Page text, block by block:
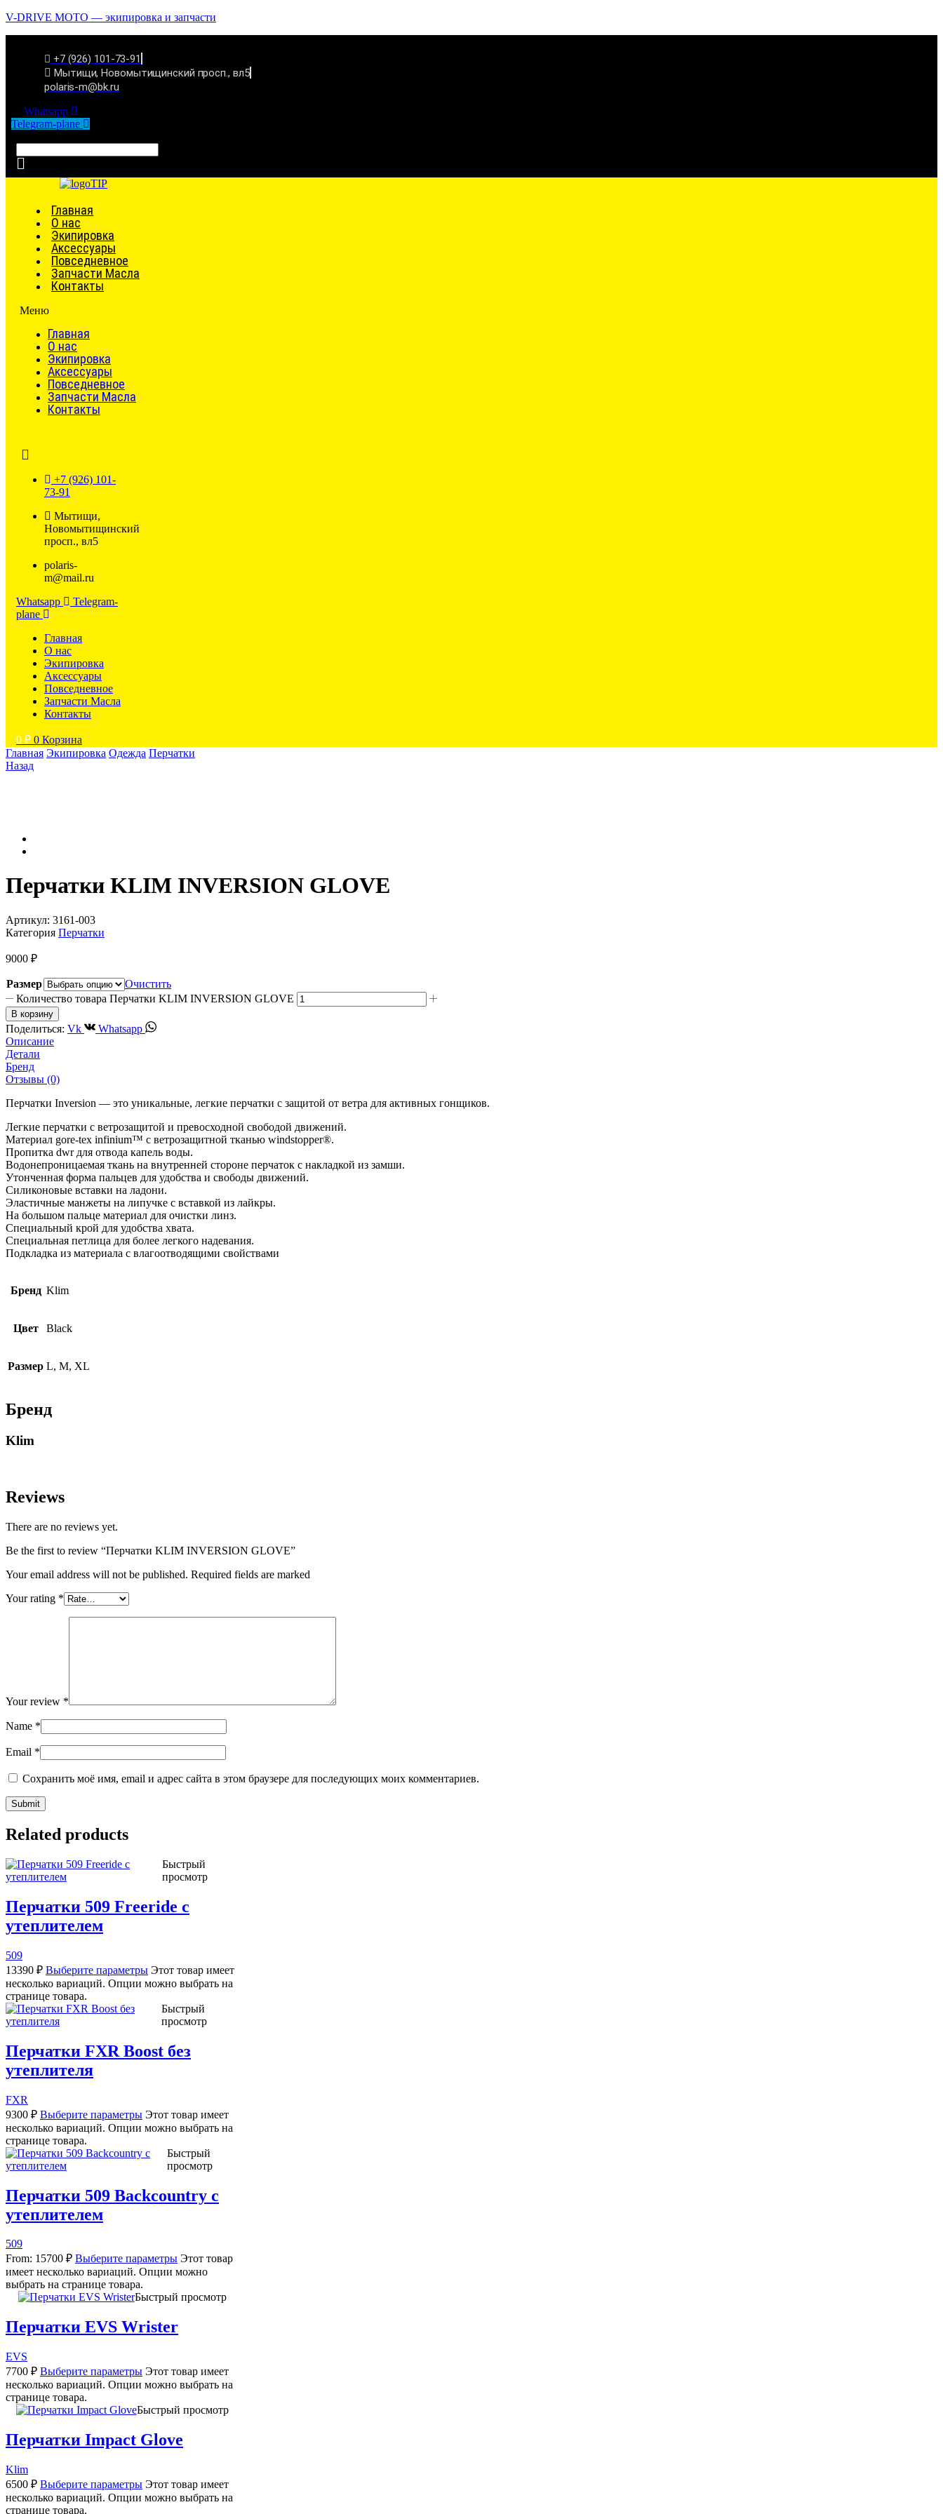
V-DRIVE MOTO — экипировка и запчасти
+7 (926) 101-73-91
Мытищи, Новомытищинский просп., вл5
polaris-m@bk.ru
Whatsapp
Telegram-plane
Главная
О нас
Экипировка
Аксессуары
Повседневное
Запчасти Масла
Контакты
Меню
Главная
О нас
Экипировка
Аксессуары
Повседневное
Запчасти Масла
Контакты
+7 (926) 101-
73-91
Мытищи,
Новомытищинский
просп., вл5
polaris-
m@mail.ru
Whatsapp
Telegram-
plane
Главная
О нас
Экипировка
Аксессуары
Повседневное
Запчасти Масла
Контакты
0 ₽ 0 Корзина
Главная Экипировка Одежда Перчатки
Назад
Перчатки KLIM INVERSION GLOVE
Артикул: 3161-003
Категория Перчатки
9000 ₽
Размер
Очистить
Количество товара Перчатки KLIM INVERSION GLOVE
В корзину
Поделиться: Vk
Whatsapp
Описание
Детали
Бренд
Отзывы (0)
Перчатки Inversion — это уникальные, легкие перчатки с защитой от ветра для активных гонщиков.
Легкие перчатки с ветрозащитой и превосходной свободой движений.
Материал gore-tex infinium™ с ветрозащитной тканью windstopper®.
Пропитка dwr для отвода капель воды.
Водонепроницаемая ткань на внутренней стороне перчаток с накладкой из замши.
Утонченная форма пальцев для удобства и свободы движений.
Силиконовые вставки на ладони.
Эластичные манжеты на липучке с вставкой из лайкры.
На большом пальце материал для очистки линз.
Специальный крой для удобства хвата.
Специальная петлица для более легкого надевания.
Подкладка из материала с влагоотводящими свойствами
Бренд Klim
Цвет Black
Размер L, M, XL
Бренд
Klim
Reviews
There are no reviews yet.
Be the first to review “Перчатки KLIM INVERSION GLOVE”
Your email address will not be published. Required fields are marked
Your rating *
Your review *
Name *
Email *
Сохранить моё имя, email и адрес сайта в этом браузере для последующих моих комментариев.
Related products
Быстрый
просмотр
Перчатки 509 Freeride с
утеплителем
509
13390 ₽ Выберите параметры Этот товар имеет
несколько вариаций. Опции можно выбрать на
странице товара.
Быстрый
просмотр
Перчатки FXR Boost без
утеплителя
FXR
9300 ₽ Выберите параметры Этот товар имеет
несколько вариаций. Опции можно выбрать на
странице товара.
Быстрый
просмотр
Перчатки 509 Backcountry с
утеплителем
509
From: 15700 ₽ Выберите параметры Этот товар
имеет несколько вариаций. Опции можно
выбрать на странице товара.
Быстрый просмотр
Перчатки EVS Wrister
EVS
7700 ₽ Выберите параметры Этот товар имеет
несколько вариаций. Опции можно выбрать на
странице товара.
Быстрый просмотр
Перчатки Impact Glove
Klim
6500 ₽ Выберите параметры Этот товар имеет
несколько вариаций. Опции можно выбрать на
странице товара.